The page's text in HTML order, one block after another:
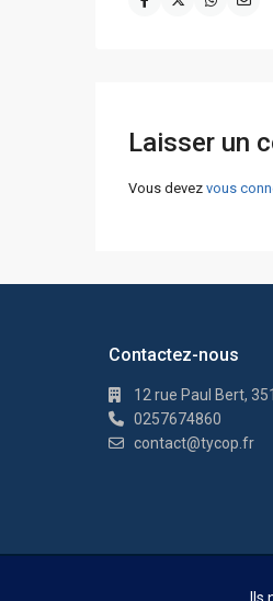
Laisser un
Vous devez vous
Contactez-nous
12 rue Paul Bert,
0257674860
contact@tycop.fr